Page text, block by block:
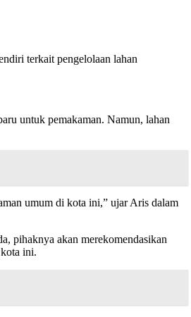
terkait pengelolaan lahan
untuk pemakaman. Namun, lahan
umum di kota ini,” ujar Aris dalam
pihaknya akan merekomendasikan
ini.